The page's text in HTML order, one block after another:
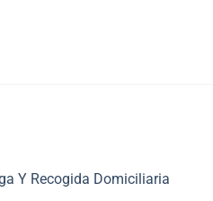
Y Recogida Domiciliaria